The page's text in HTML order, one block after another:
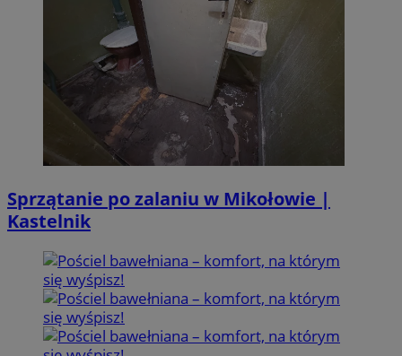
Sprzątanie po zalaniu w Mikołowie |
Kastelnik